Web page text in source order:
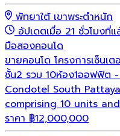
พัทยาใต้ เขาพระตำหนัก
อัปเดตเมื่อ 21 ชั่วโมงที่แ
มือสองคอนโด
ขายคอนโด โครงการเซ็นเ
ชั้น2 รวม 10ห้อง1ออฟฟิต
Condotel South
comprising 10 units
ราคา ฿12,000,000